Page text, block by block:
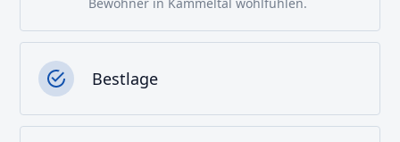
Bestlage